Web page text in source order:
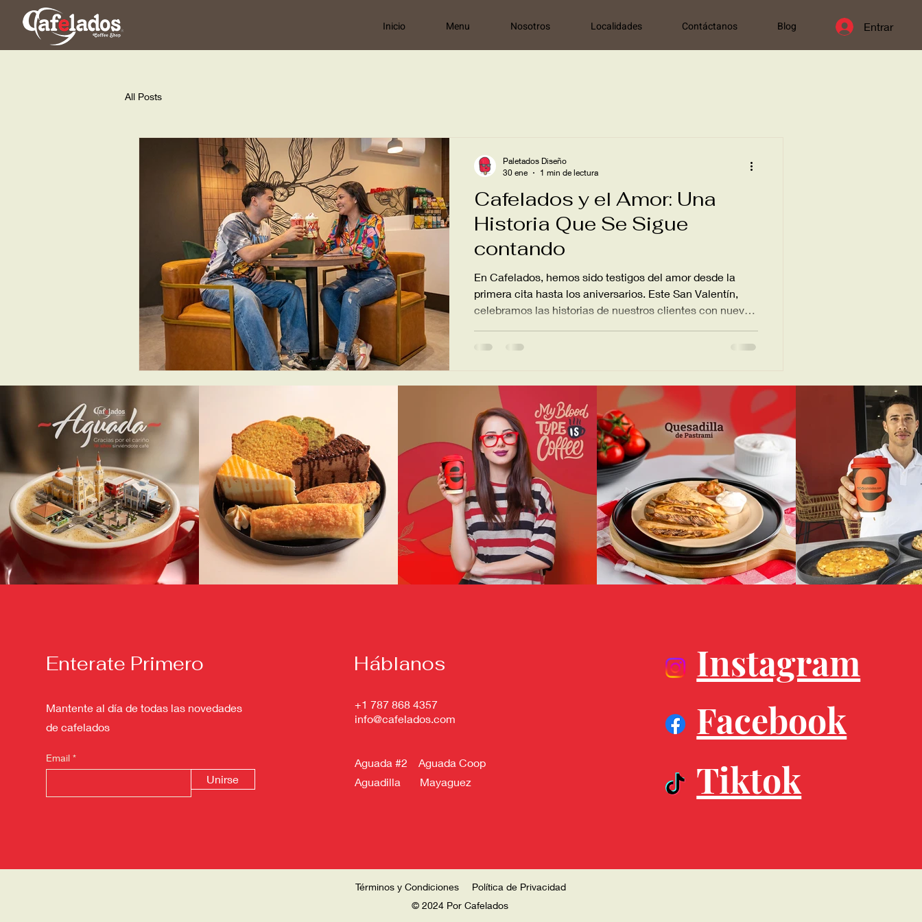
Inicio Menu Nosotros Localidades Contáctanos Blog Entrar
All Posts
Cafelados y el Amor: Una
Historia Que Se Sigue
contando
En Cafelados, hemos sido testigos del amor desde la
primera cita hasta los aniversarios. Este San Valentín,
celebramos las historias de nuestros clientes con nuevas
tuya.
Paletados Diseño
30 ene
1 min de lectura
Enterate Primero
Mantente al día de todas las novedades
de cafelados
Email
Unirse
Háblanos
+1 787 868 4357
info@cafelados.com
Aguada #2 Aguada Coop
Aguadilla Mayaguez
Instagram
Facebook
Tiktok
Términos y Condiciones
Política de Privacidad
© 2024 Por Cafelados